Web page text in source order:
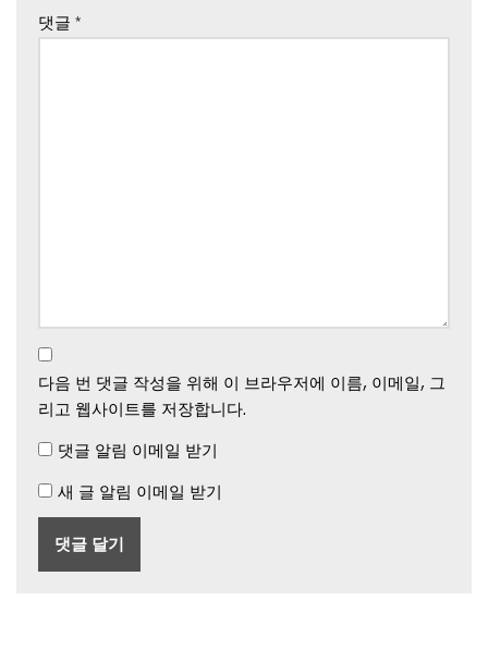
댓글 *
다음 번 댓글 작성을 위해 이 브라우저에 이름, 이메일, 그
리고 웹사이트를 저장합니다.
댓글 알림 이메일 받기
새 글 알림 이메일 받기